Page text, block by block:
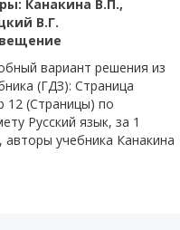
Канакина В.П.,
В.Г.
вариант решения из
(ГДЗ): Страница
12 (Страницы) по
Русский язык, за 1
авторы учебника Канакина